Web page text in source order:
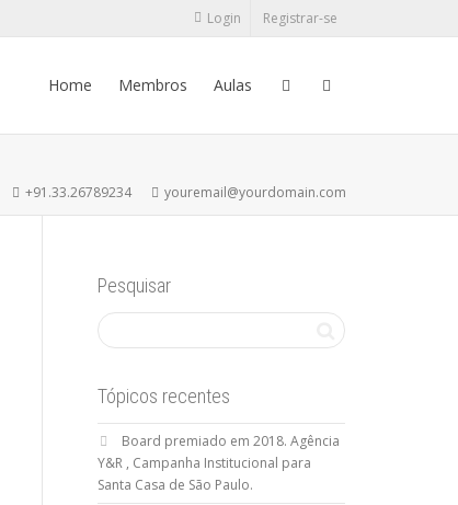
Login Registrar-se
Home Membros Aulas
+91.33.26789234 youremail@yourdomain.com
Pesquisar
Tópicos recentes
Board premiado em 2018. Agência
Y&R , Campanha Institucional para
Santa Casa de São Paulo.